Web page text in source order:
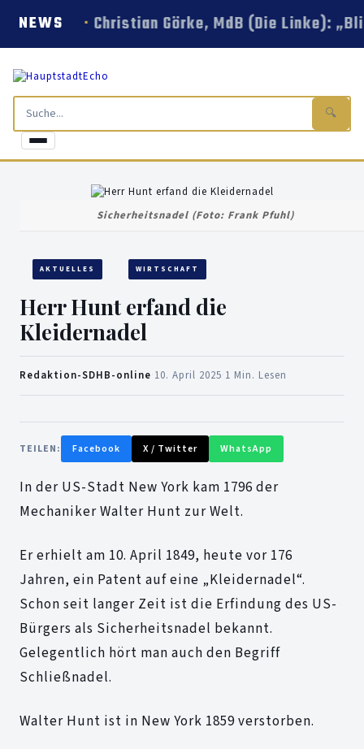
NEWS Christian Görke, MdB (Die Linke):
🔍
Sicherheitsnadel (Foto: Frank Pfuhl)
AKTUELLES WIRTSCHAFT
Herr Hunt erfand die
Kleidernadel
Redaktion-SDHB-online 10. April 2025 1 Min. Lesen
TEILEN: Facebook X / Twitter WhatsApp
In der US-Stadt New York kam 1796 der
Mechaniker Walter Hunt zur Welt.
Er erhielt am 10. April 1849, heute vor 176
Jahren, ein Patent auf eine „Kleidernadel“.
Schon seit langer Zeit ist die Erfindung des US-
Bürgers als Sicherheitsnadel bekannt.
Gelegentlich hört man auch den Begriff
Schließnadel.
Walter Hunt ist in New York 1859 verstorben.